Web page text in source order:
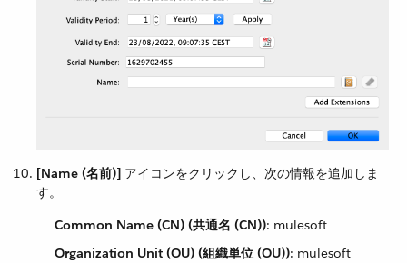
[Name (名前)] ​ アイコンをクリックし、次の情報を追加しま
す。
Common Name (CN) (共通名 (CN))​: mulesoft
Organization Unit (OU) (組織単位 (OU))​: mulesoft